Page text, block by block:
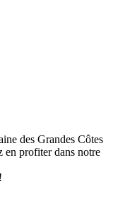
des Grandes Côtes
en profiter dans notre